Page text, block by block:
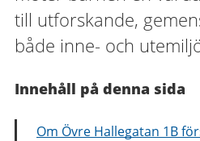
till utforskande,
både inne- och
Innehåll på denna sida
Om Övre Hallegatan 1B